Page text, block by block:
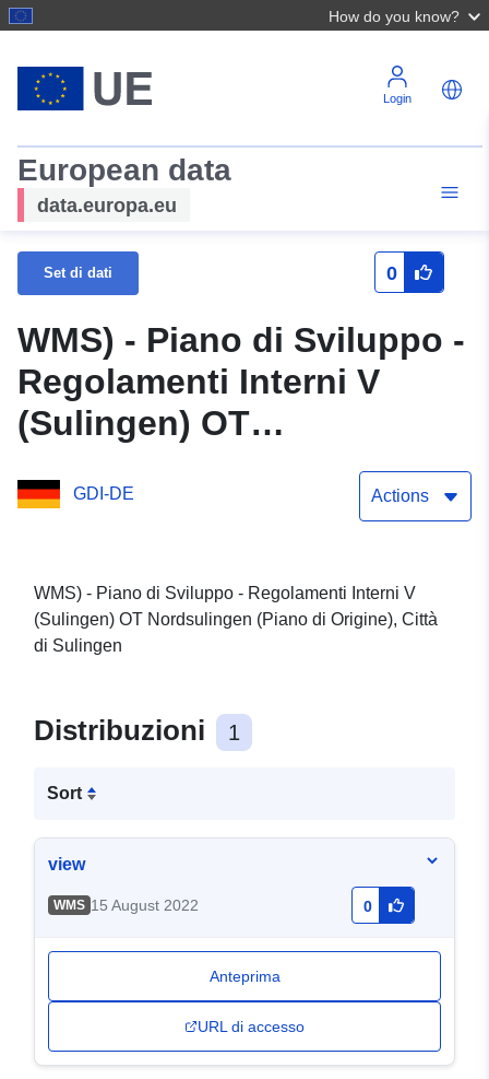
How do you know?
Login
European data
data.europa.eu
Set di dati 0
WMS) - Piano di Sviluppo -
Regolamenti Interni V
(Sulingen) OT
Nordsulingen (Piano di
Origine), Città di Sulingen
GDI-DE Actions
WMS) - Piano di Sviluppo - Regolamenti Interni V
(Sulingen) OT Nordsulingen (Piano di Origine), Città
di Sulingen
Distribuzioni 1
Sort
view
WMS 15 August 2022 0
Anteprima
URL di accesso